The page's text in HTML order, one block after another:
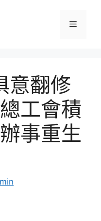
選
意翻修
工會積
事重生